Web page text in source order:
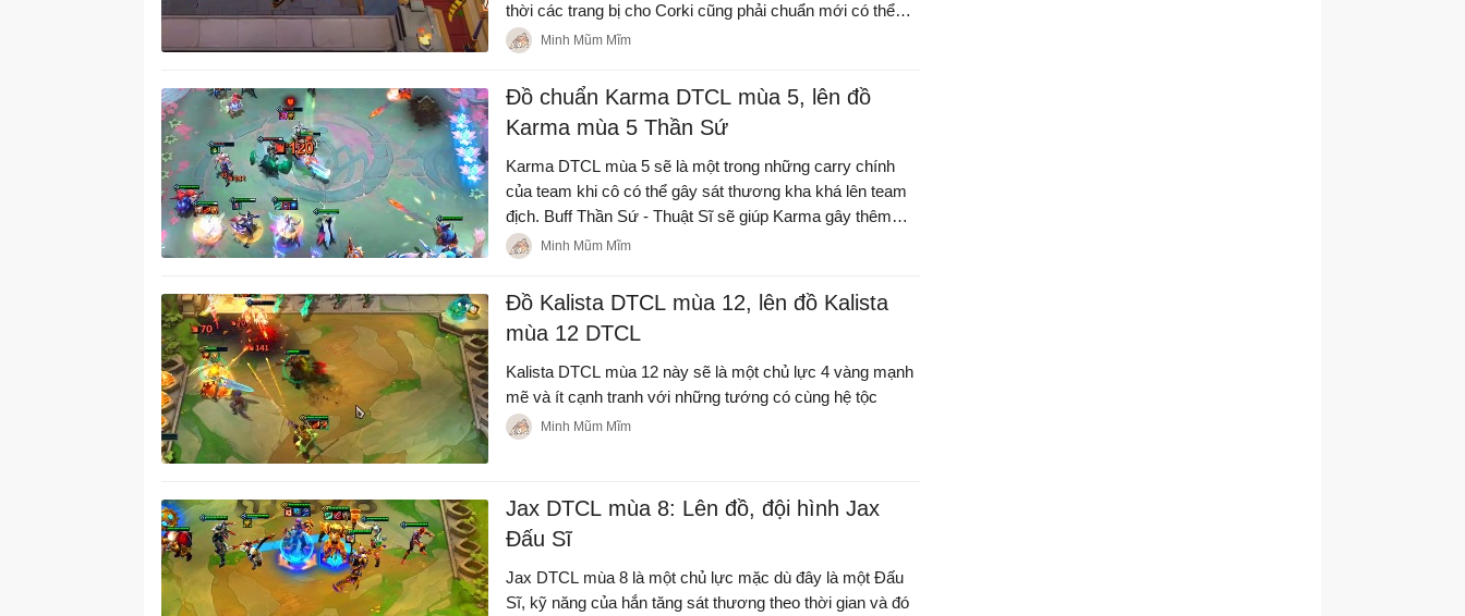
thời các trang bị cho Corki cũng phải chuẩn mới có thể
gây sát thương hiệu quả hơn.
Minh Mũm Mĩm
Đồ chuẩn Karma DTCL mùa 5, lên đồ
Karma mùa 5 Thần Sứ
Karma DTCL mùa 5 sẽ là một trong những carry chính
của team khi cô có thể gây sát thương kha khá lên team
địch. Buff Thần Sứ - Thuật Sĩ sẽ giúp Karma gây thêm
nhiều sát thương khi vừa tăng sát thương và mana.
Minh Mũm Mĩm
Đồ Kalista DTCL mùa 12, lên đồ Kalista
mùa 12 DTCL
Kalista DTCL mùa 12 này sẽ là một chủ lực 4 vàng mạnh
mẽ và ít cạnh tranh với những tướng có cùng hệ tộc
Minh Mũm Mĩm
Jax DTCL mùa 8: Lên đồ, đội hình Jax
Đấu Sĩ
Jax DTCL mùa 8 là một chủ lực mặc dù đây là một Đấu
Sĩ, kỹ năng của hắn tăng sát thương theo thời gian và đó